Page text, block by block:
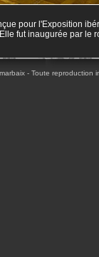
pour l'Exposition
fut inaugurée par le
- Toute reproduction